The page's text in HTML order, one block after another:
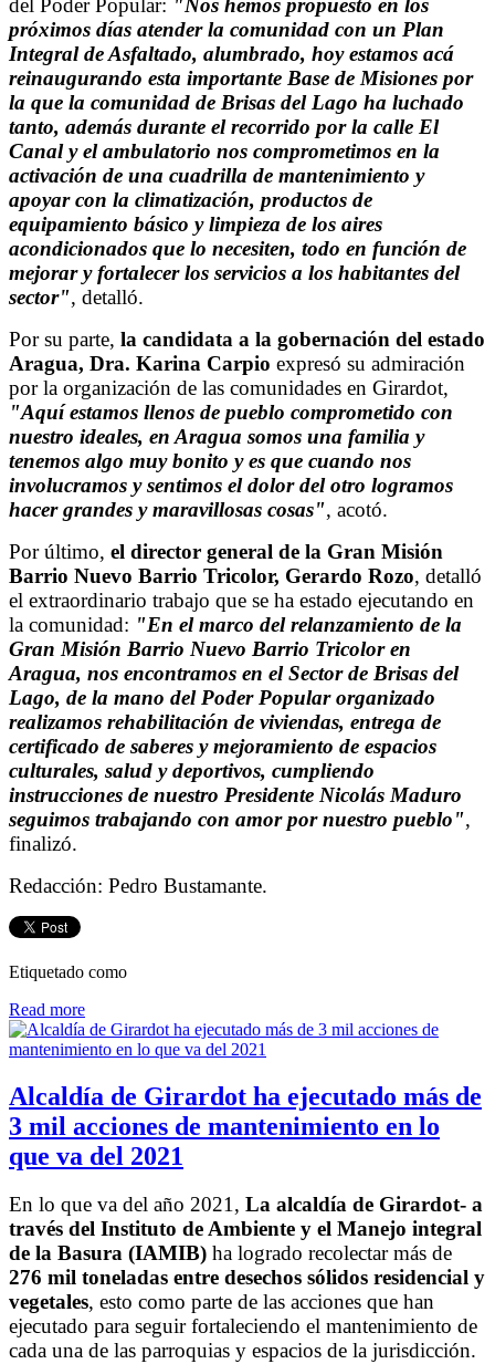
próximos días atender la comunidad con un Plan
Integral de Asfaltado, alumbrado, hoy estamos acá
reinaugurando esta importante Base de Misiones por
la que la comunidad de Brisas del Lago ha luchado
tanto, además durante el recorrido por la calle El
Canal y el ambulatorio nos comprometimos en la
activación de una cuadrilla de mantenimiento y
apoyar con la climatización, productos de
equipamiento básico y limpieza de los aires
acondicionados que lo necesiten, todo en función de
mejorar y fortalecer los servicios a los habitantes del
sector", detalló.
Por su parte, la candidata a la gobernación del estado
Aragua, Dra. Karina Carpio expresó su admiración
por la organización de las comunidades en Girardot,
"Aquí estamos llenos de pueblo comprometido con
nuestro ideales, en Aragua somos una familia y
tenemos algo muy bonito y es que cuando nos
involucramos y sentimos el dolor del otro logramos
hacer grandes y maravillosas cosas", acotó.
Por último, el director general de la Gran Misión
Barrio Nuevo Barrio Tricolor, Gerardo Rozo, detalló
el extraordinario trabajo que se ha estado ejecutando en
la comunidad: "En el marco del relanzamiento de la
Gran Misión Barrio Nuevo Barrio Tricolor en
Aragua, nos encontramos en el Sector de Brisas del
Lago, de la mano del Poder Popular organizado
realizamos rehabilitación de viviendas, entrega de
certificado de saberes y mejoramiento de espacios
culturales, salud y deportivos, cumpliendo
instrucciones de nuestro Presidente Nicolás Maduro
seguimos trabajando con amor por nuestro pueblo",
finalizó.
Redacción: Pedro Bustamante.
Etiquetado como
Read more
Alcaldía de Girardot ha ejecutado más de
3 mil acciones de mantenimiento en lo
que va del 2021
En lo que va del año 2021, La alcaldía de Girardot- a
través del Instituto de Ambiente y el Manejo integral
de la Basura (IAMIB) ha logrado recolectar más de
276 mil toneladas entre desechos sólidos residencial y
vegetales, esto como parte de las acciones que han
ejecutado para seguir fortaleciendo el mantenimiento de
cada una de las parroquias y espacios de la jurisdicción.